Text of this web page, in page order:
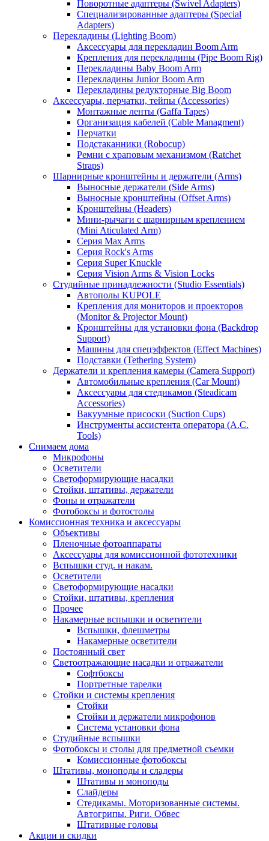
Поворотные адаптеры (Swivel Adapters)
Специализированные адаптеры (Special
Adapters)
Перекладины (Lighting Boom)
Аксессуары для перекладин Boom Arm
Крепления для перекладины (Pipe Boom Rig)
Перекладины Baby Boom Arm
Перекладины Junior Boom Arm
Перекладины редукторные Big Boom
Аксессуары, перчатки, тейпы (Accessories)
Монтажные ленты (Gaffa Tapes)
Организация кабелей (Cable Managment)
Перчатки
Подстаканники (Robocup)
Ремни с храповым механизмом (Ratchet
Straps)
Шарнирные кронштейны и держатели (Arms)
Выносные держатели (Side Arms)
Выносные кронштейны (Offset Arms)
Кронштейны (Headers)
Мини-рычаги с шарнирным креплением
(Mini Aticulated Arm)
Серия Max Arms
Серия Rock's Arms
Серия Super Knuckle
Серия Vision Arms & Vision Locks
Студийные принадлежности (Studio Essentials)
Автополы KUPOLE
Крепления для мониторов и проекторов
(Monitor & Projector Mount)
Кронштейны для установки фона (Backdrop
Support)
Машины для спецэффектов (Effect Machines)
Подставки (Tethering System)
Держатели и крепления камеры (Camera Support)
Автомобильные крепления (Car Mount)
Аксессуары для стедикамов (Steadicam
Accessories)
Вакуумные присоски (Suction Cups)
Инструменты ассистента оператора (A.C.
Tools)
Снимаем дома
Микрофоны
Осветители
Светоформирующие насадки
Стойки, штативы, держатели
Фоны и отражатели
Фотобоксы и фотостолы
Комиссионная техника и аксессуары
Объективы
Пленочные фотоаппараты
Аксессуары для комиссионной фототехники
Вспышки студ. и накам.
Осветители
Светоформирующие насадки
Стойки, штативы, крепления
Прочее
Накамерные вспышки и осветители
Вспышки, флешметры
Накамерные осветители
Постоянный свет
Светоотражающие насадки и отражатели
Софтбоксы
Портретные тарелки
Стойки и системы крепления
Стойки
Стойки и держатели микрофонов
Система установки фона
Студийные вспышки
Фотобоксы и столы для предметной съемки
Комиссионные фотобоксы
Штативы, моноподы и сладеры
Штативы и моноподы
Слайдеры
Стедикамы. Моторизованные системы.
Автогрипы. Риги. Обвес
Штативные головы
Акции и скидки